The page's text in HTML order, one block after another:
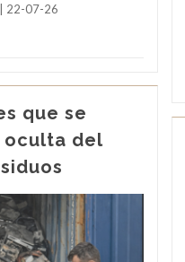
| 22-07-26
que se
oculta del